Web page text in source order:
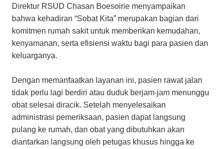
​Direktur RSUD Chasan Boesoirie menyampaikan
bahwa kehadiran “Sobat Kita” merupakan bagian dari
komitmen rumah sakit untuk memberikan kemudahan,
kenyamanan, serta efisiensi waktu bagi para pasien dan
keluarganya.
​Dengan memanfaatkan layanan ini, pasien rawat jalan
tidak perlu lagi berdiri atau duduk berjam-jam menunggu
obat selesai diracik. Setelah menyelesaikan
administrasi pemeriksaan, pasien dapat langsung
pulang ke rumah, dan obat yang dibutuhkan akan
diantarkan langsung oleh petugas khusus hingga ke